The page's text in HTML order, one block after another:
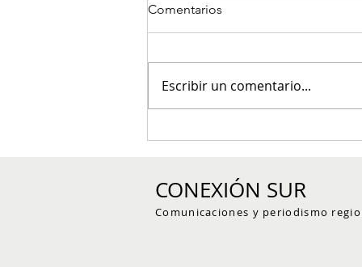
conservación voluntaria
Comentarios
Escribir un comentario...
CONEXIÓN SUR
Comunicaciones y periodismo